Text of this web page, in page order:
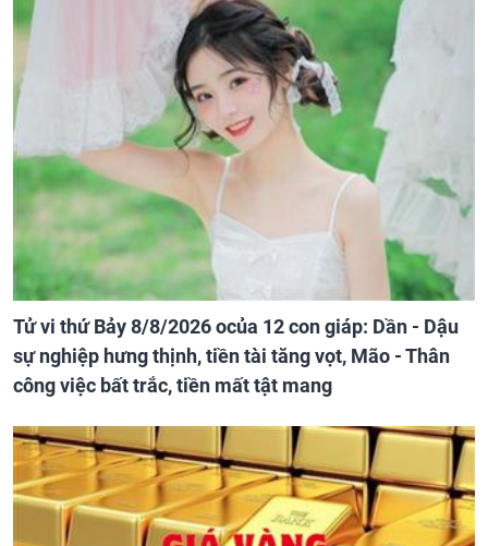
Tử vi thứ Bảy 8/8/2026 ocủa 12 con giáp: Dần - Dậu
sự nghiệp hưng thịnh, tiền tài tăng vọt, Mão - Thân
công việc bất trắc, tiền mất tật mang